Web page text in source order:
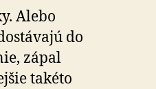
Alebo
do
zápal
takéto